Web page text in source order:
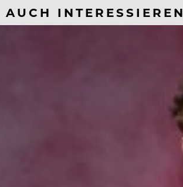
INTERESSIEREN